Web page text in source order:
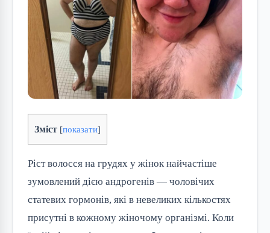
Зміст [показати]
Ріст волосся на грудях у жінок найчастіше
зумовлений дією андрогенів — чоловічих
статевих гормонів, які в невеликих кількостях
присутні в кожному жіночому організмі. Коли